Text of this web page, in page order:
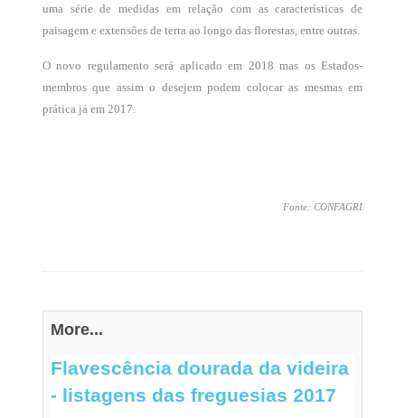
uma série de medidas em relação com as características de
paisagem e extensões de terra ao longo das florestas, entre outras.
O novo regulamento será aplicado em 2018 mas os Estados-
membros que assim o desejem podem colocar as mesmas em
prática já em 2017.
Fonte: CONFAGRI
More...
Flavescência dourada da videira
- listagens das freguesias 2017